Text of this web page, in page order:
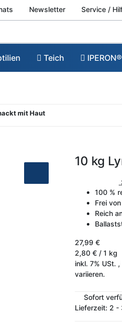
Newsletter Service /
Teich IPERON®
mit Haut
10 kg
100 %
Frei
Reich
27,99 €
2,80 € / 1 kg
inkl. 7% USt. ,
variieren.
Sofort
Lieferzeit: 2 -